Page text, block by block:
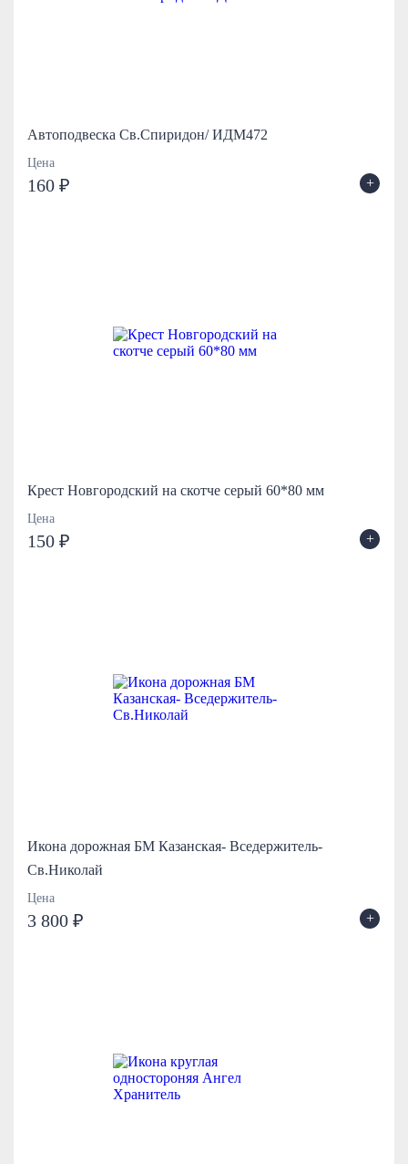
Автоподвеска Св.Спиридон/ ИДМ472
Цена
160 ₽ +
Крест Новгородский на скотче серый 60*80 мм
Цена
150 ₽ +
Икона дорожная БМ Казанская- Вседержитель-
Св.Николай
Цена
3 800 ₽ +